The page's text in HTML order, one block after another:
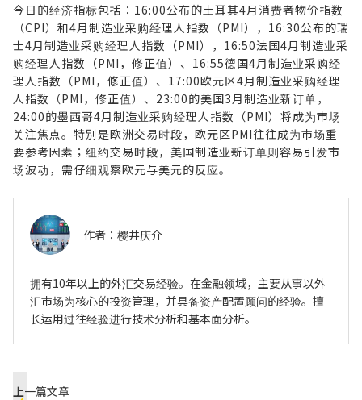
今日的经济指标包括：16:00公布的土耳其4月消费者物价指数
（CPI）和4月制造业采购经理人指数（PMI），16:30公布的瑞
士4月制造业采购经理人指数（PMI），16:50法国4月制造业采
购经理人指数（PMI，修正值）、16:55德国4月制造业采购经
理人指数（PMI，修正值）、17:00欧元区4月制造业采购经理
人指数（PMI，修正值）、23:00的美国3月制造业新订单，
24:00的墨西哥4月制造业采购经理人指数（PMI）将成为市场
关注焦点。特别是欧洲交易时段，欧元区PMI往往成为市场重
要参考因素；纽约交易时段，美国制造业新订单则容易引发市
场波动，需仔细观察欧元与美元的反应。
作者： 樱井庆介
拥有10年以上的外汇交易经验。在金融领域，主要从事以外
汇市场为核心的投资管理，并具备资产配置顾问的经验。擅
长运用过往经验进行技术分析和基本面分析。
上一篇文章